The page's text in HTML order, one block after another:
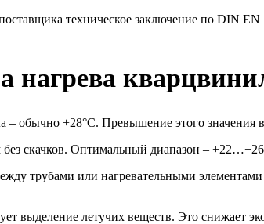
техническое заключение по DIN
нагрева
– обычно +28°C. Превышение этого
скачков. Оптимальный диапазон –
трубами или нагревательными
выделение летучих веществ. Это снижает